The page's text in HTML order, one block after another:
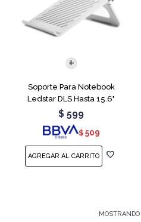
Soporte Para Notebook
Ledstar DLS Hasta 15.6"
$ 599
$ 509
MOSTRANDO